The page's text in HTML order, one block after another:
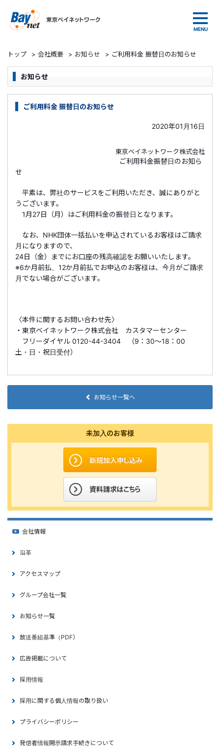
トップ > 会社概要 > お知らせ > ご利用料金 振替日のお知らせ
お知らせ
ご利用料金 振替日のお知らせ
2020年01月16日
東京ベイネットワーク株式会社
ご利用料金振替日のお知ら
せ
平素は、弊社のサービスをご利用いただき、誠にありがと
うございます。
1月27日（月）はご利用料金の振替日となります。
なお、NHK団体一括払いを申込されているお客様はご請求
月になりますので、
24日（金）までにお口座の残高確認をお願いいたします。
※6か月前払、12か月前払でお申込のお客様は、今月がご請求
月でない場合がございます。
〈本件に関するお問い合わせ先〉
・東京ベイネットワーク株式会社 カスタマーセンター
フリーダイヤル 0120-44-3404 （9：30～18：00
土・日・祝日受付）
お知らせ一覧へ
未加入のお客様
会社情報
沿革
アクセスマップ
グループ会社一覧
お知らせ一覧
放送番組基準（PDF）
広告掲載について
採用情報
採用に関する個人情報の取り扱い
プライバシーポリシー
発信者情報開示請求手続きについて